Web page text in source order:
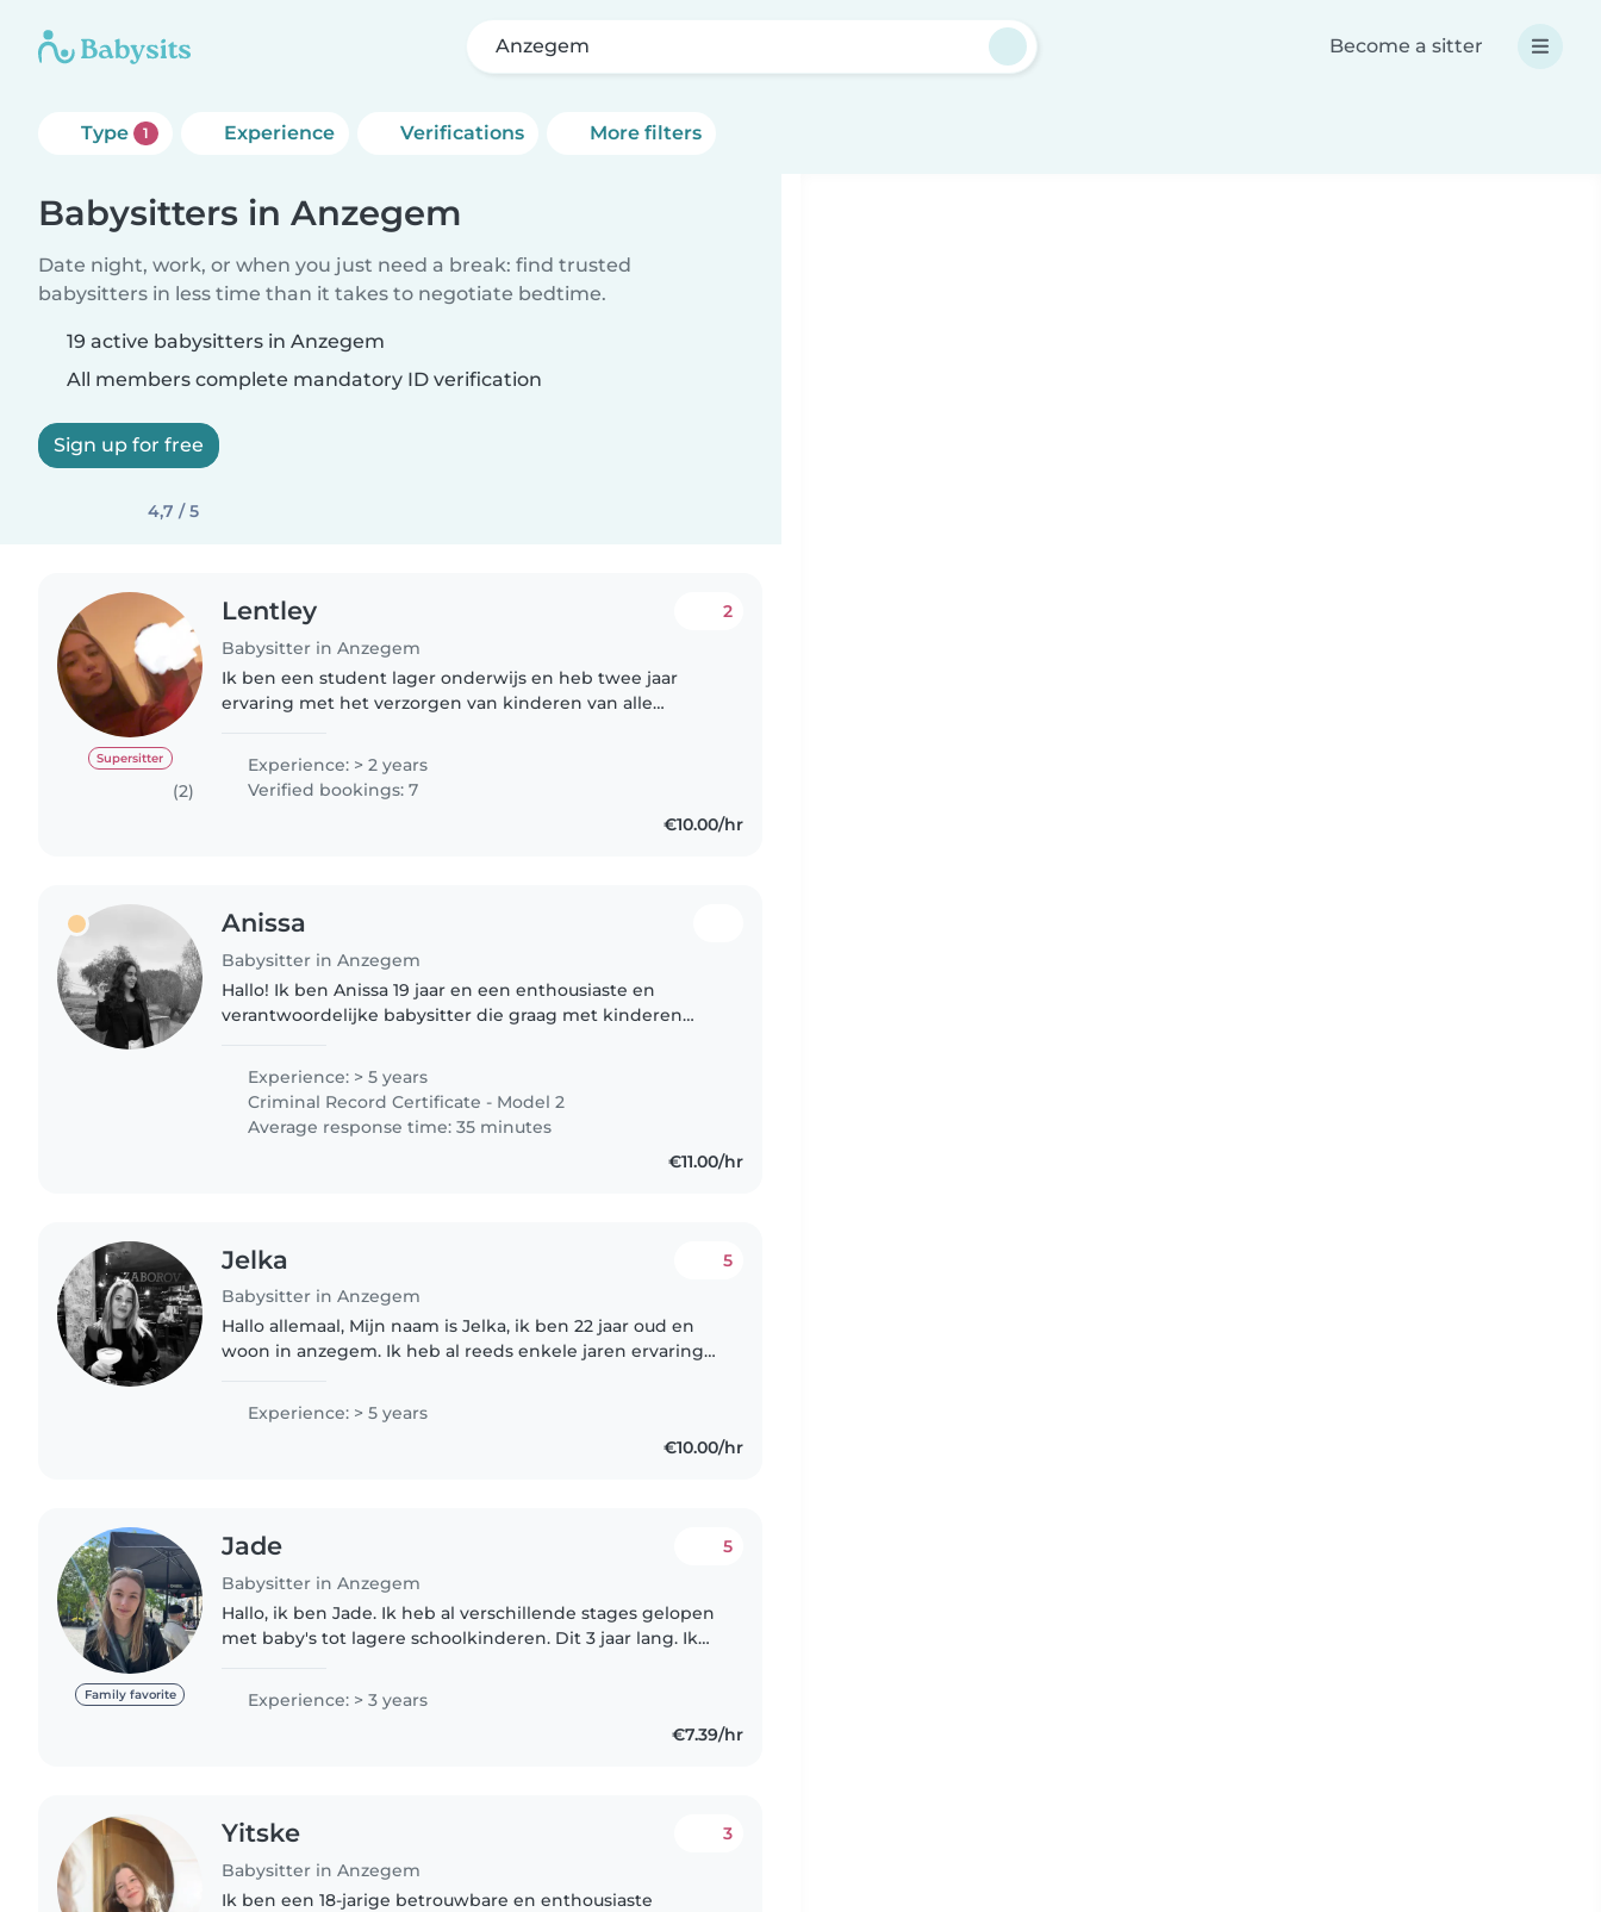
Anzegem Become a sitter
Type 1 Experience Verifications More filters
Babysitters in Anzegem
Date night, work, or when you just need a break: find trusted
babysitters in less time than it takes to negotiate bedtime.
19 active babysitters in Anzegem
All members complete mandatory ID verification
Sign up for free
4,7 / 5
Supersitter
(2)
Lentley
Babysitter in Anzegem
2
Ik ben een student lager onderwijs en heb twee jaar
ervaring met het verzorgen van kinderen van alle
comfortabel met huisdieren,..
Experience: > 2 years
Verified bookings: 7
€10.00/hr
Anissa
Babysitter in Anzegem
Hallo! Ik ben Anissa 19 jaar en een enthousiaste en
verantwoordelijke babysitter die graag met kinderen
Experience: > 5 years
Criminal Record Certificate - Model 2
Average response time: 35 minutes
€11.00/hr
Jelka
Babysitter in Anzegem
5
Hallo allemaal, Mijn naam is Jelka, ik ben 22 jaar oud en
woon in anzegem. Ik heb al reeds enkele jaren ervaring
het meeste..
Experience: > 5 years
€10.00/hr
Family favorite
Jade
Babysitter in Anzegem
5
Hallo, ik ben Jade. Ik heb al verschillende stages gelopen
met baby's tot lagere schoolkinderen. Dit 3 jaar lang. Ik
passen. Bij eventuele..
Experience: > 3 years
€7.39/hr
Yitske
Babysitter in Anzegem
3
Ik ben een 18-jarige betrouwbare en enthousiaste